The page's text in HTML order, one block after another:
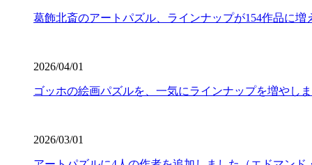
葛飾北斎のアートパズル、ラインナップが154作品に増
2026/04/01
ゴッホの絵画パズルを、一気にラインナップを増やし
2026/03/01